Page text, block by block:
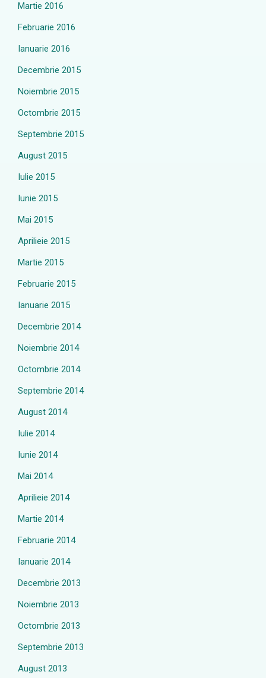
Martie 2016
Februarie 2016
Ianuarie 2016
Decembrie 2015
Noiembrie 2015
Octombrie 2015
Septembrie 2015
August 2015
Iulie 2015
Iunie 2015
Mai 2015
Aprilieie 2015
Martie 2015
Februarie 2015
Ianuarie 2015
Decembrie 2014
Noiembrie 2014
Octombrie 2014
Septembrie 2014
August 2014
Iulie 2014
Iunie 2014
Mai 2014
Aprilieie 2014
Martie 2014
Februarie 2014
Ianuarie 2014
Decembrie 2013
Noiembrie 2013
Octombrie 2013
Septembrie 2013
August 2013